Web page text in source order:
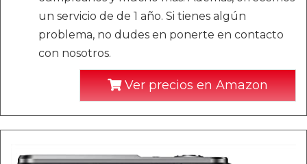
un servicio de de 1 año. Si tienes algún
problema, no dudes en ponerte en contacto
con nosotros.
Ver precios en Amazon